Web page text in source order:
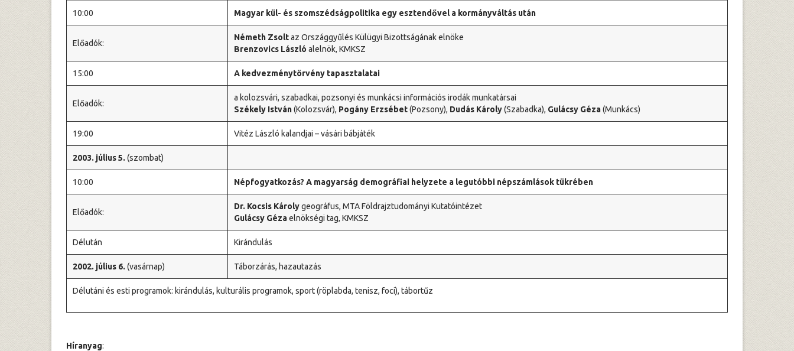
10:00 Magyar kül- és szomszédságpolitika egy esztendővel a kormányváltás után
Előadók:
Németh Zsoltaz Országgyűlés Külügyi Bizottságának elnöke
Brenzovics László alelnök, KMKSZ
15:00 A kedvezménytörvény tapasztalatai
Előadók:
a kolozsvári, szabadkai, pozsonyi és munkácsi információs irodák munkatársai
Székely István(Kolozsvár), Pogány Erzsébet(Pozsony), Dudás Károly(Szabadka), Gulácsy Géza(Munkács)
19:00 Vitéz László kalandjai – vásári bábjáték
2003. július 5. (szombat)
10:00 Népfogyatkozás? A magyarság demográfiai helyzete a legutóbbi népszámlások tükrében
Előadók:
Dr. Kocsis Károlygeográfus, MTA Földrajztudományi Kutatóintézet
Gulácsy Gézaelnökségi tag, KMKSZ
Délután Kirándulás
2002. július 6. (vasárnap) Táborzárás, hazautazás
Délutáni és esti programok: kirándulás, kulturális programok, sport (röplabda, tenisz, foci), tábortűz
Híranyag: